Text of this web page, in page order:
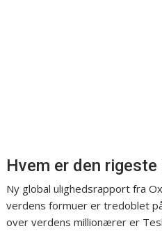
Hvem er den
Ny global ulighedsrapport fra
verdens formuer er tredoblet
over verdens millionærer er